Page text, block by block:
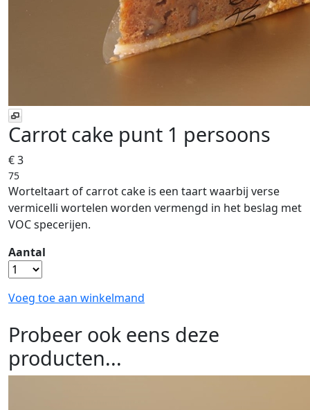
Carrot cake punt 1 persoons
€ 3
75
Worteltaart of carrot cake is een taart waarbij verse
vermicelli wortelen worden vermengd in het beslag met
VOC specerijen.
Aantal
Voeg toe aan winkelmand
Probeer ook eens deze
producten...